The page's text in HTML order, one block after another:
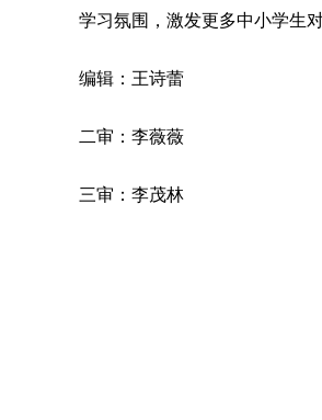
学习氛围，激发更多中小学生
编辑：王诗蕾
二审：李薇薇
三审：李茂林